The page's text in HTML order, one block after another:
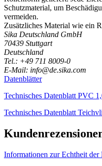
Schutzmaterial, um
vermeiden.
Zusätzliches Material wie ein
Sika Deutschland GmbH
70439 Stuttgart
Deutschland
Tel.: +49 711 8009-0
E-Mail: info@de.sika.com
Datenblätter
Technisches Datenblatt PVC
Technisches Datenblatt
Informationen zur Echtheit der